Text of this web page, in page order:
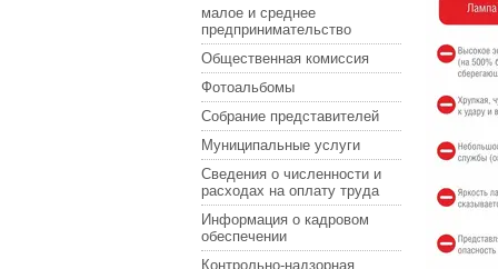
малое и среднее
предпринимательство
Общественная комиссия
Фотоальбомы
Собрание представителей
Муниципальные услуги
Сведения о численности и
расходах на оплату труда
Информация о кадровом
обеспечении
Контрольно-надзорная